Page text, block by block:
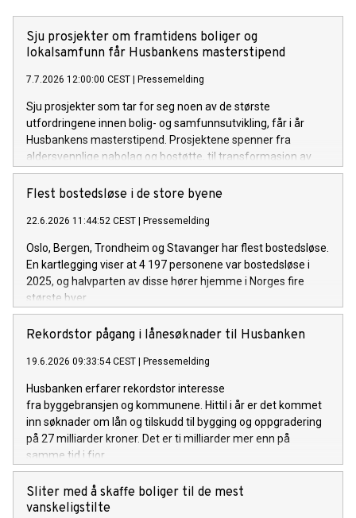
Sju prosjekter om framtidens boliger og
lokalsamfunn får Husbankens masterstipend
7.7.2026 12:00:00 CEST Pressemelding
Sju prosjekter som tar for seg noen av de største
utfordringene innen bolig- og samfunnsutvikling, får i år
Husbankens masterstipend. Prosjektene spenner fra
aldersvennlige nabolag og bostøtte, til transformasjon av
eksisterende bygg og kommunal boligpolitikk.
Flest bostedsløse i de store byene
22.6.2026 11:44:52 CEST Pressemelding
Oslo, Bergen, Trondheim og Stavanger har flest bostedsløse.
En kartlegging viser at 4 197 personene var bostedsløse i
2025, og halvparten av disse hører hjemme i Norges fire
største byer.
Rekordstor pågang i lånesøknader til Husbanken
19.6.2026 09:33:54 CEST Pressemelding
Husbanken erfarer rekordstor interesse
fra byggebransjen og kommunene. Hittil i år er det kommet
inn søknader om lån og tilskudd til bygging og oppgradering
på 27 milliarder kroner. Det er ti milliarder mer enn på
samme tid i fjor.
Sliter med å skaffe boliger til de mest
vanskeligstilte